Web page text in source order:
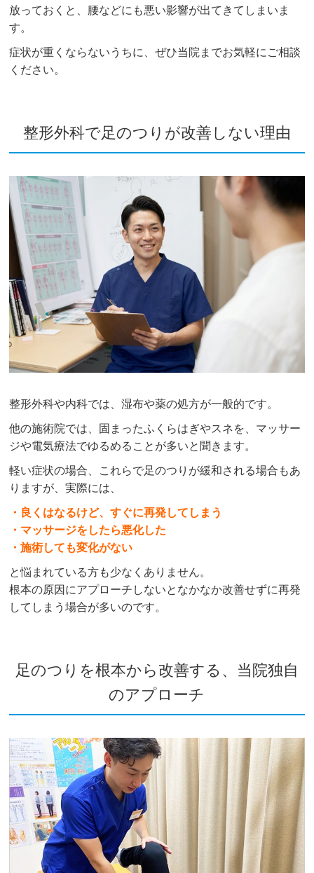
放っておくと、腰などにも悪い影響が出てきてしまいま
す。
症状が重くならないうちに、ぜひ当院までお気軽にご相談
ください。
整形外科で足のつりが改善しない理由
整形外科や内科では、湿布や薬の処方が一般的です。
他の施術院では、固まったふくらはぎやスネを、マッサー
ジや電気療法でゆるめることが多いと聞きます。
軽い症状の場合、これらで足のつりが緩和される場合もあ
りますが、実際には、
・良くはなるけど、すぐに再発してしまう
・マッサージをしたら悪化した
・施術しても変化がない
と悩まれている方も少なくありません。
根本の原因にアプローチしないとなかなか改善せずに再発
してしまう場合が多いのです。
足のつりを根本から改善する、当院独自
のアプローチ